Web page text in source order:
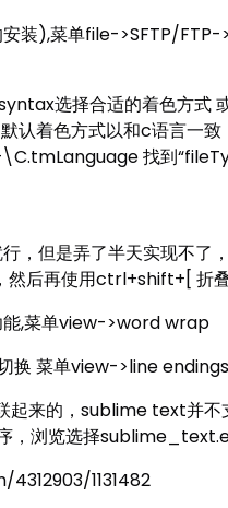
装),菜单file->SFTP/
选择合适的着色方式
认着色方式以和c语言一致
找到
，但是弄了半天实现不了
后再使用ctrl+shift+[ 折
,菜单view->word wrap
菜单view->line
起来的，sublime text并
，浏览选择
1131482